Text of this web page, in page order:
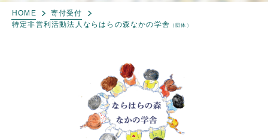
HOME
寄付受付
特定非営利活動法人ならはらの森なかの学舎 （団体）